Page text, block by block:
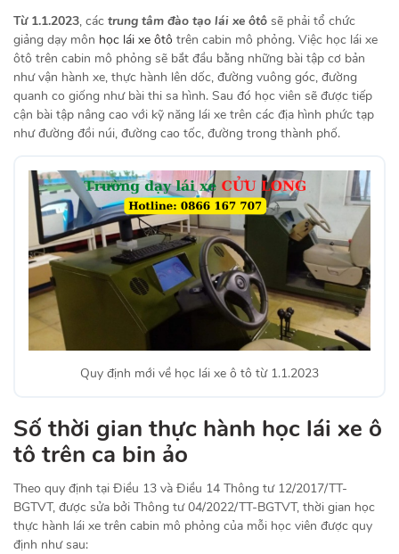
Từ 1.1.2023, các trung tâm đào tạo lái xe ôtô sẽ phải tổ chức
giảng dạy môn học lái xe ôtô trên cabin mô phỏng. Việc học lái xe
ôtô trên cabin mô phỏng sẽ bắt đầu bằng những bài tập cơ bản
như vận hành xe, thực hành lên dốc, đường vuông góc, đường
quanh co giống như bài thi sa hình. Sau đó học viên sẽ được tiếp
cận bài tập nâng cao với kỹ năng lái xe trên các địa hình phức tạp
như đường đồi núi, đường cao tốc, đường trong thành phố.
Quy định mới về học lái xe ô tô từ 1.1.2023
Số thời gian thực hành học lái xe ô
tô trên ca bin ảo
Theo quy định tại Điều 13 và Điều 14 Thông tư 12/2017/TT-
BGTVT, được sửa bởi Thông tư 04/2022/TT-BGTVT, thời gian học
thực hành lái xe trên cabin mô phỏng của mỗi học viên được quy
định như sau: